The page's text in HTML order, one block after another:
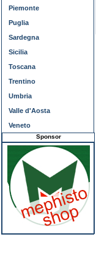
Piemonte
Puglia
Sardegna
Sicilia
Toscana
Trentino
Umbria
Valle d'Aosta
Veneto
Sponsor